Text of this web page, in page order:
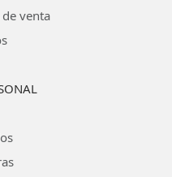
venta